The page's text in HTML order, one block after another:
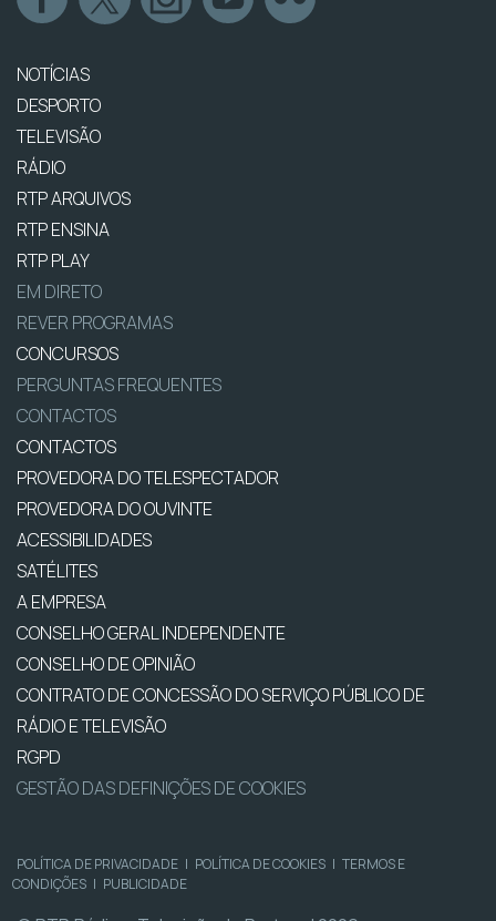
NOTÍCIAS
DESPORTO
TELEVISÃO
RÁDIO
RTP ARQUIVOS
RTP ENSINA
RTP PLAY
EM DIRETO
REVER PROGRAMAS
CONCURSOS
PERGUNTAS FREQUENTES
CONTACTOS
CONTACTOS
PROVEDORA DO TELESPECTADOR
PROVEDORA DO OUVINTE
ACESSIBILIDADES
SATÉLITES
A EMPRESA
CONSELHO GERAL INDEPENDENTE
CONSELHO DE OPINIÃO
CONTRATO DE CONCESSÃO DO SERVIÇO PÚBLICO DE
RÁDIO E TELEVISÃO
RGPD
GESTÃO DAS DEFINIÇÕES DE COOKIES
POLÍTICA DE PRIVACIDADE | POLÍTICA DE COOKIES | TERMOS E
CONDIÇÕES | PUBLICIDADE